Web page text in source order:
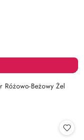
Różowo-Beżowy Żel